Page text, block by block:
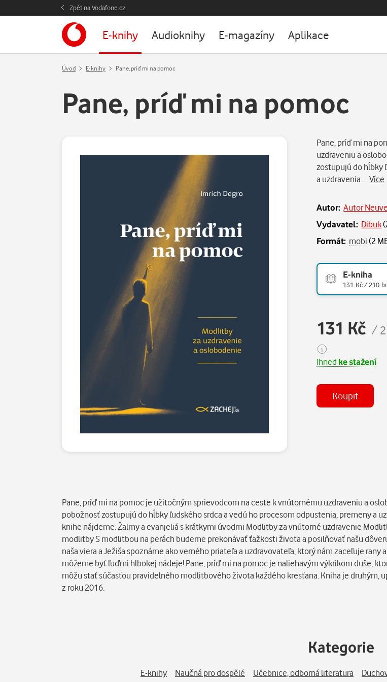
Zpět na Vodafone.cz
E-knihy Audioknihy E-magazíny Aplikace
Úvod E-knihy Pane, príď mi na pomoc
Pane, príď mi na pomoc
Pane, príď mi na
uzdraveniu a
zostupujú do hĺbky
a uzdravenia…Více
Autor: Autor
Vydavatel: Dibuk(
Formát: mobi(2
E-kniha
131 Kč / 210
131 Kč /
Ihned ke stažení
Koupit
Pane, príď mi na pomoc je užitočným sprievodcom na ceste k vnútornému uzdraveniu a
pobožnosť zostupujú do hĺbky ľudského srdca a vedú ho procesom odpustenia, premeny a
knihe nájdeme: Žalmy a evanjeliá s krátkymi úvodmi Modlitby za vnútorné uzdravenie
modlitby S modlitbou na perách budeme prekonávať ťažkosti života a posilňovať našu
naša viera a Ježiša spoznáme ako verného priateľa a uzdravovateľa, ktorý nám zaceľuje rany
môžeme byť ľuďmi hlbokej nádeje! Pane, príď mi na pomoc je naliehavým výkrikom duše,
môžu stať súčasťou pravidelného modlitbového života každého kresťana. Kniha je druhým,
z roku 2016.
Kategorie
E-knihy Naučná pro dospělé Učebnice, odborná literatura